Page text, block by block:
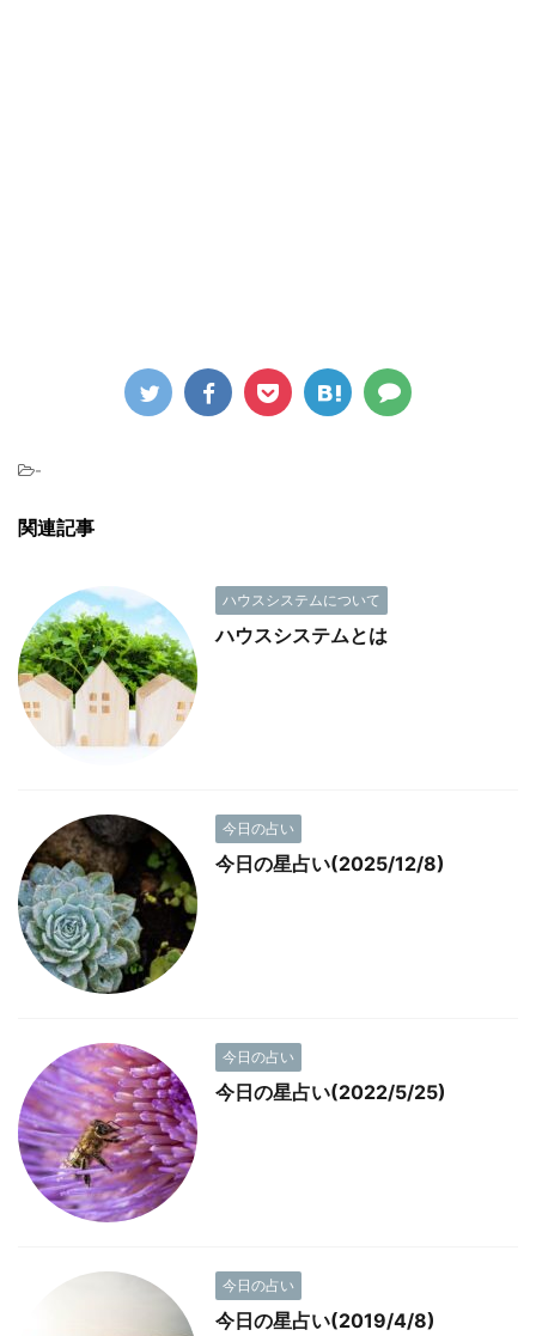
-
関連記事
ハウスシステムについて
ハウスシステムとは
今日の占い
今日の星占い(2025/12/8)
今日の占い
今日の星占い(2022/5/25)
今日の占い
今日の星占い(2019/4/8)